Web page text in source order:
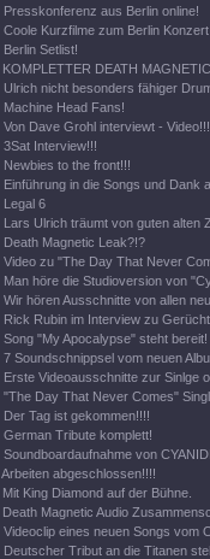
Presskonferenz aus Berlin online!
Coole Kurzfilme zum Berlin
Berlin Setlist!
KOMPLETTER DEATH
Ulrich nicht besonders fähiger
Machine Head Fans!
Von Dave Grohl interviewt - Video!!!
3Sat Interview!!!
Newbies to the front!!!
Einführung in die Songs und Dank
Legal 6
Lars Ulrich träumt von guten alten
Death Magnetic Leak?!?
Video zu "The Day That Never
Man höre die Studioversion von
Wir hören Ausschnitte von allen
Rick Rubin im Interview zu
Song "My Apocalypse" steht bereit!
7 Soundschnippsel vom neuen
Erste Videoausschnitte zur Sinlge
"The Day That Never Comes"
Der Tag ist gekommen!!!!
German Tribute komplett!
Soundboardaufnahme von
Arbeiten abgeschlossen!!!!
Mit King Diamond auf der Bühne.
Death Magnetic Audio
Videoclip eines neuen Songs vom
Deutscher Tribut an die Titanen